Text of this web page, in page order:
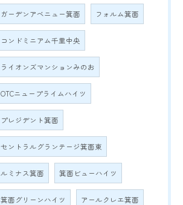
ガーデンアベニュー箕面 フォルム箕面
コンドミニアム千里中央
ライオンズマンションみのお
OTCニュープライムハイツ
プレジデント箕面
セントラルグランテージ箕面東
ルミナス箕面 箕面ビューハイツ
箕面グリーンハイツ アールクレエ箕面